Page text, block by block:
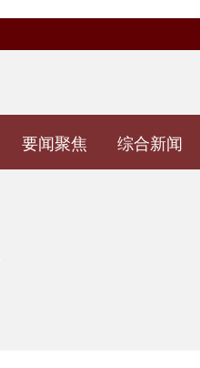
要闻聚焦 综合新闻